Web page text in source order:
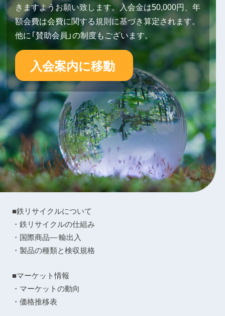
きますようお願い致します。入会金は50,000円、年
額会費は会費に関する規則に基づき算定されます。
他に「賛助会員」の制度もございます。
入会案内に移動
■鉄リサイクルについて
・鉄リサイクルの仕組み
・国際商品― 輸出入
・製品の種類と検収規格
■マーケット情報
・マーケットの動向
・価格推移表